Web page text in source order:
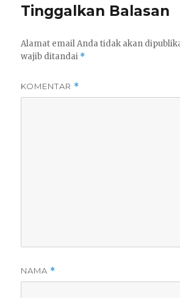
Tinggalkan Balasan
Alamat email Anda tidak akan
wajib ditandai *
KOMENTAR *
NAMA *